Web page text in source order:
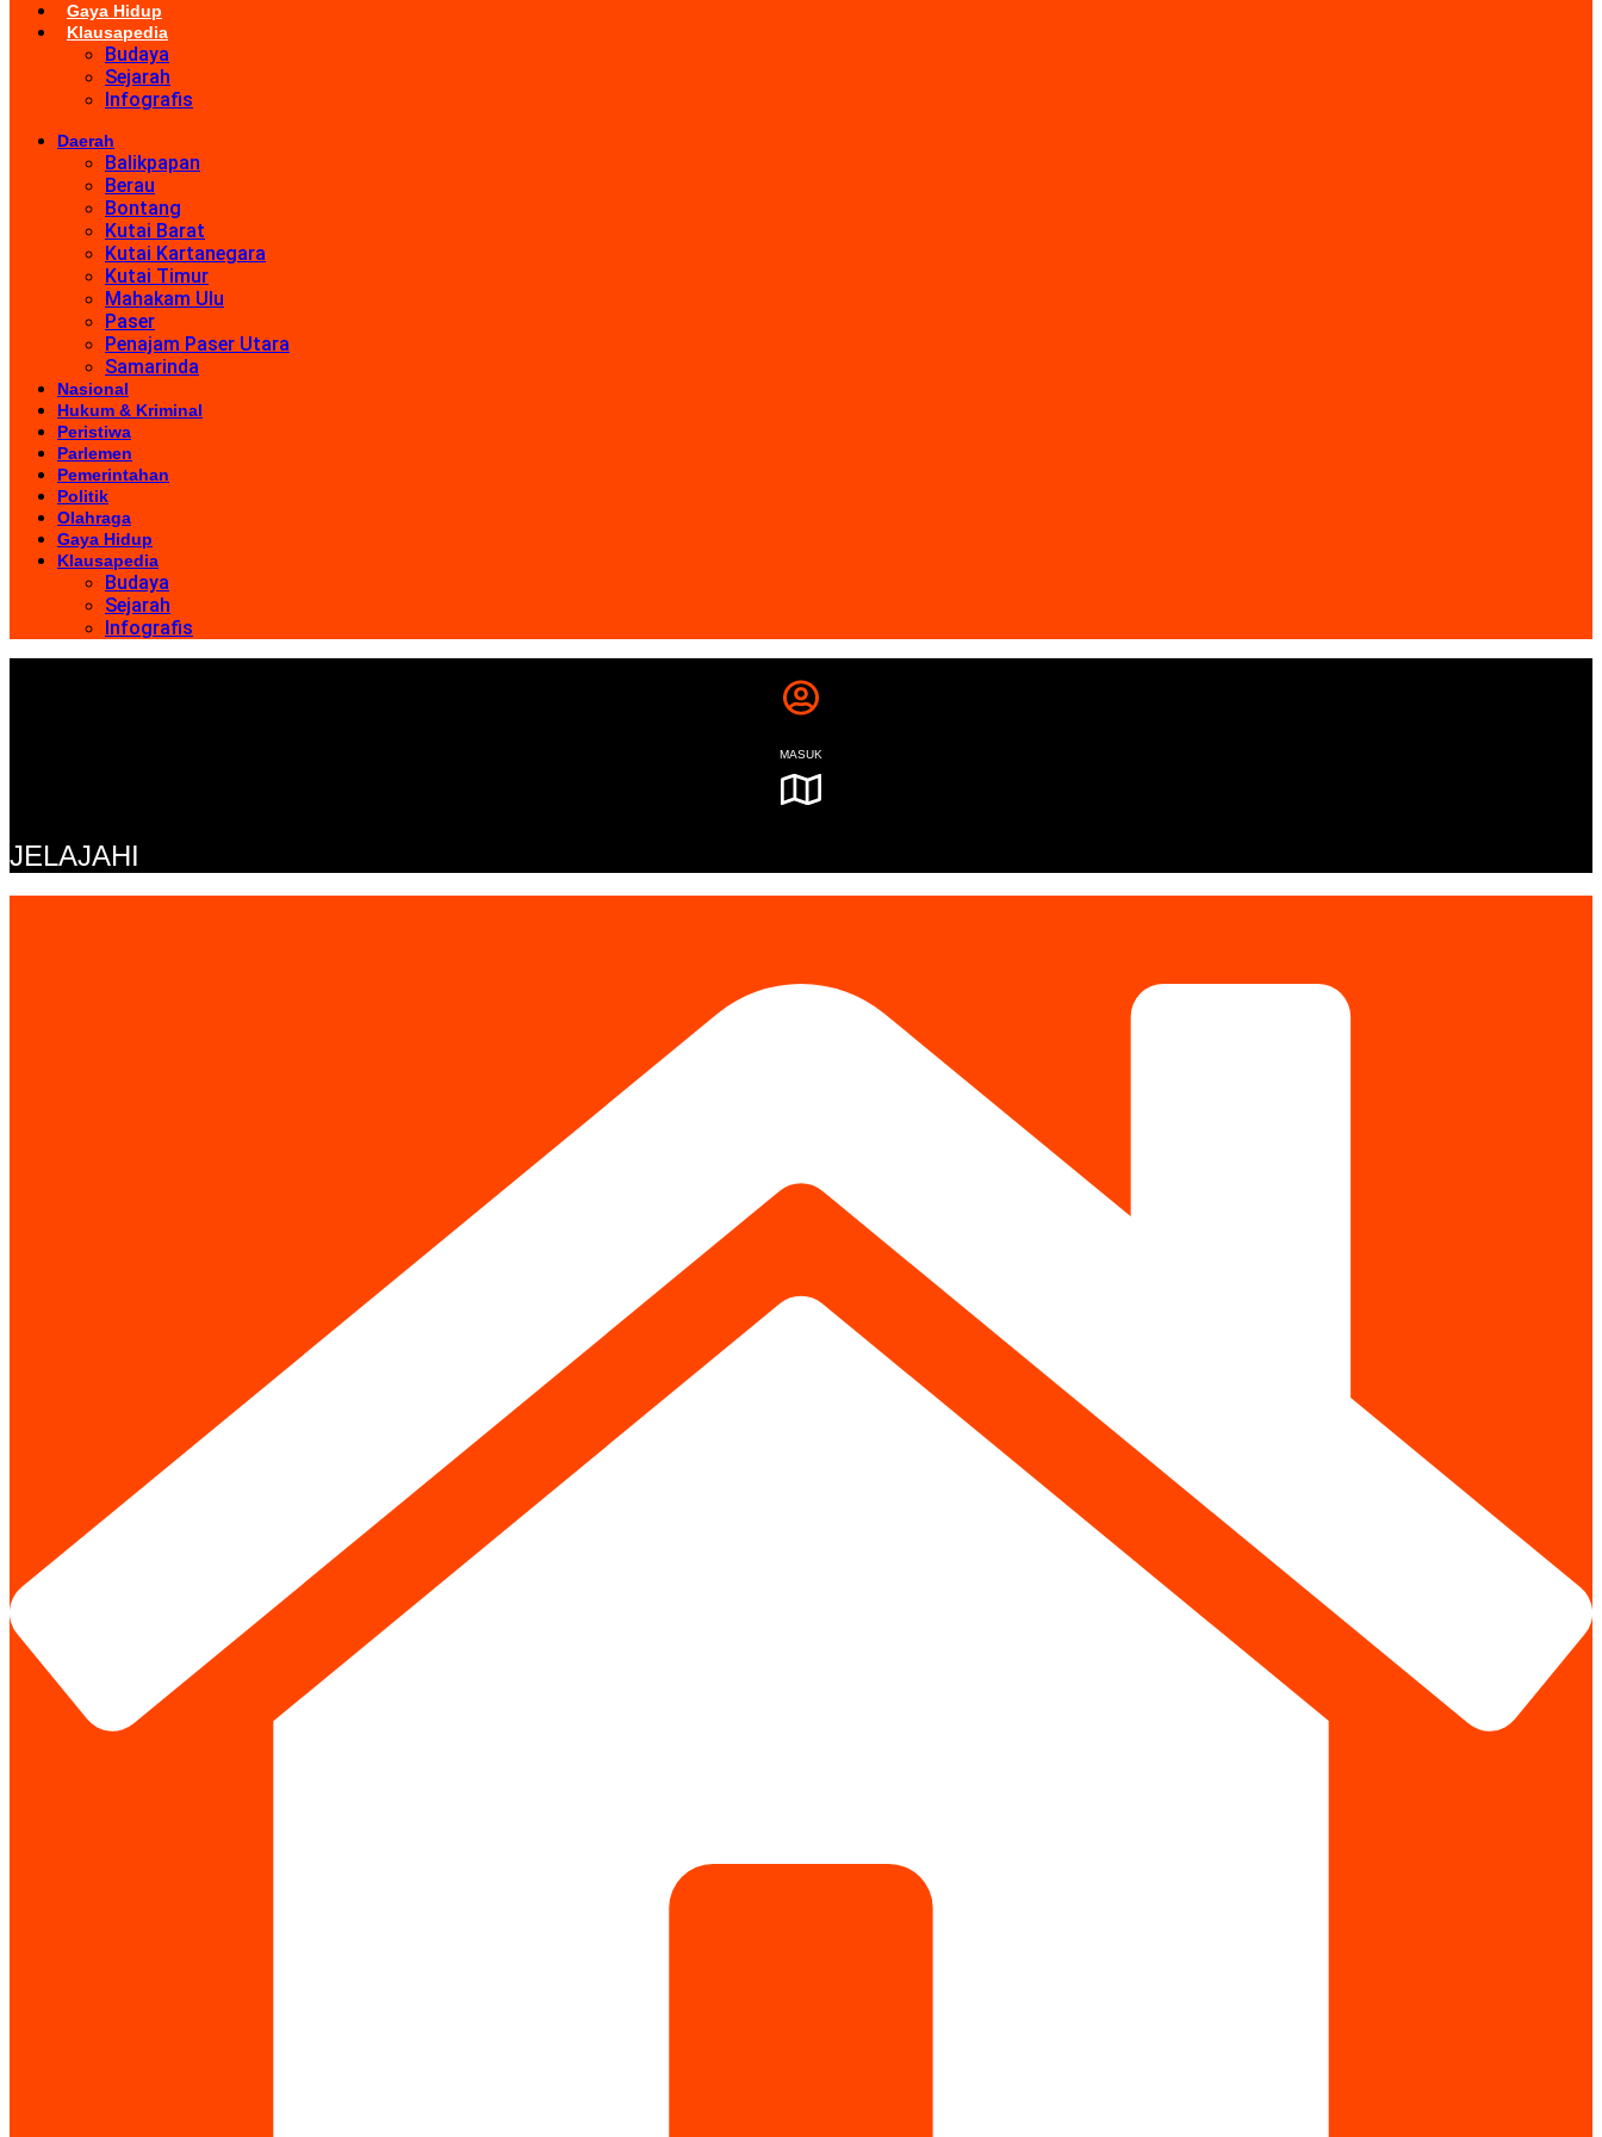
Gaya Hidup
Klausapedia
Budaya
Sejarah
Infografis
Daerah
Balikpapan
Berau
Bontang
Kutai Barat
Kutai Kartanegara
Kutai Timur
Mahakam Ulu
Paser
Penajam Paser Utara
Samarinda
Nasional
Hukum & Kriminal
Peristiwa
Parlemen
Pemerintahan
Politik
Olahraga
Gaya Hidup
Klausapedia
Budaya
Sejarah
Infografis
MASUK
JELAJAHI